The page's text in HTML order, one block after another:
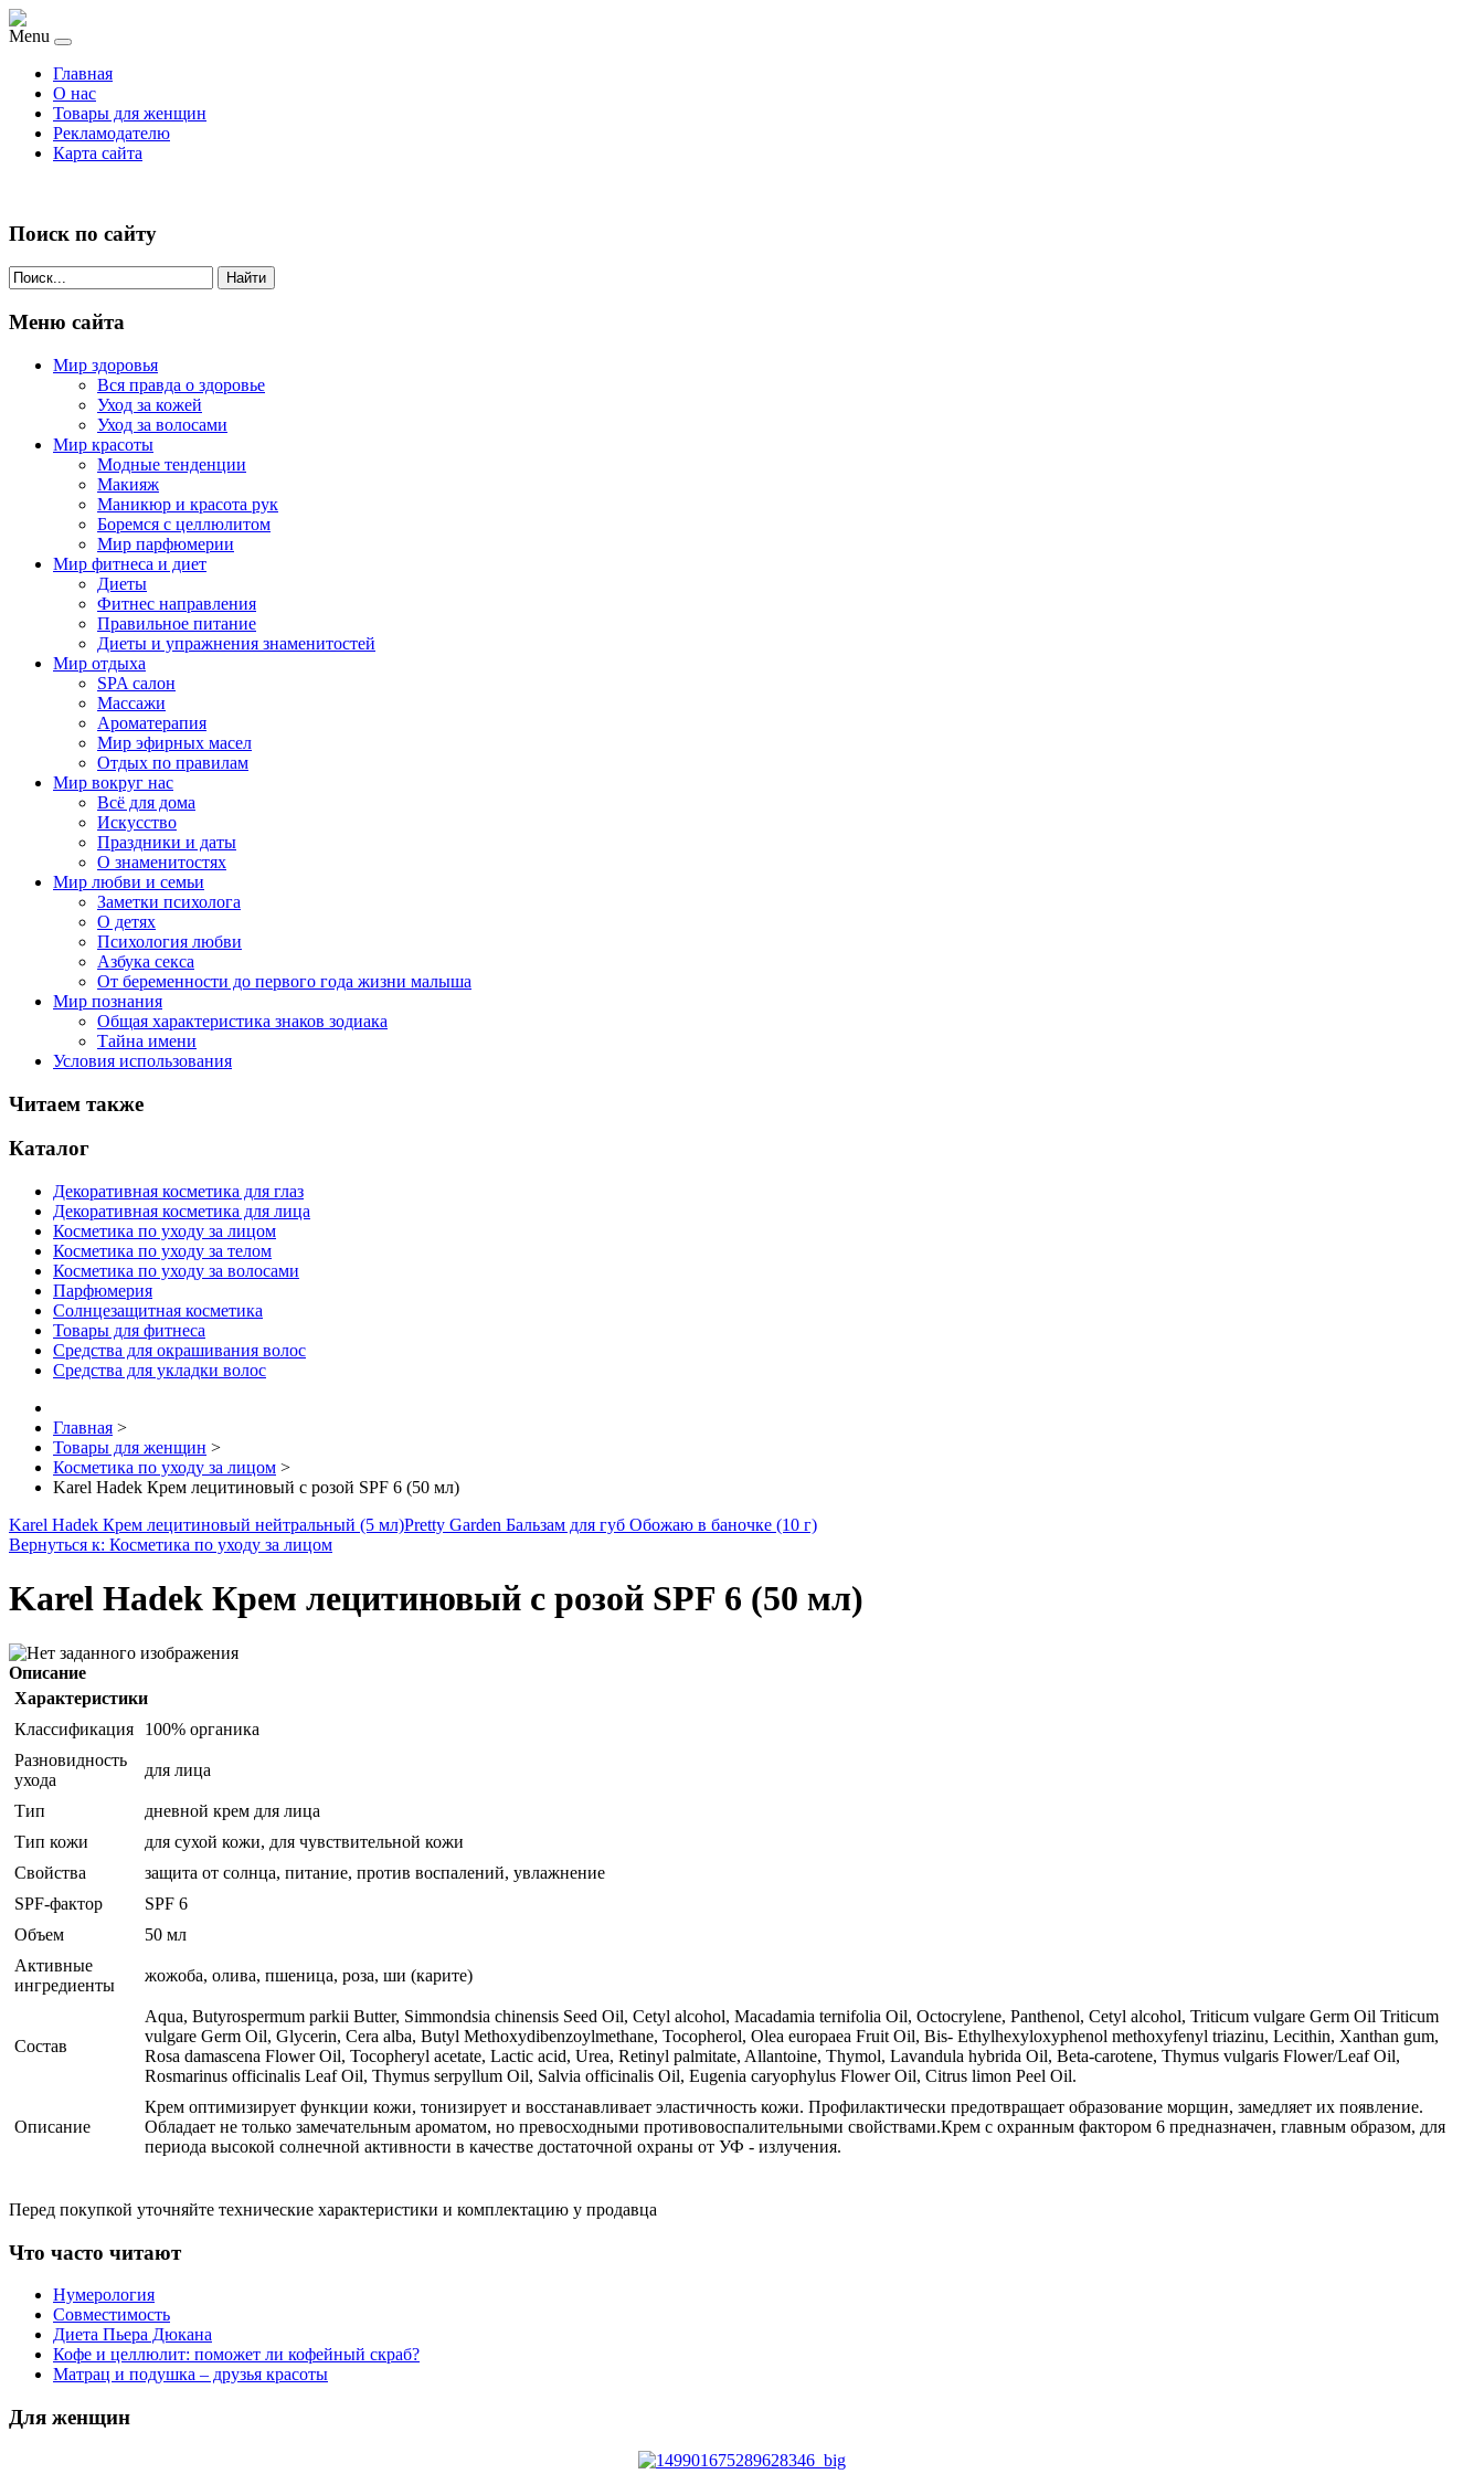
Menu
Главная
О нас
Товары для женщин
Рекламодателю
Карта сайта
Поиск по сайту
Найти
Меню сайта
Мир здоровья
Вся правда о здоровье
Уход за кожей
Уход за волосами
Мир красоты
Модные тенденции
Макияж
Маникюр и красота рук
Боремся с целлюлитом
Мир парфюмерии
Мир фитнеса и диет
Диеты
Фитнес направления
Правильное питание
Диеты и упражнения знаменитостей
Мир отдыха
SPA салон
Массажи
Ароматерапия
Мир эфирных масел
Отдых по правилам
Мир вокруг нас
Всё для дома
Искусство
Праздники и даты
О знаменитостях
Мир любви и семьи
Заметки психолога
О детях
Психология любви
Азбука секса
От беременности до первого года жизни малыша
Мир познания
Общая характеристика знаков зодиака
Тайна имени
Условия использования
Читаем также
Каталог
Декоративная косметика для глаз
Декоративная косметика для лица
Косметика по уходу за лицом
Косметика по уходу за телом
Косметика по уходу за волосами
Парфюмерия
Солнцезащитная косметика
Товары для фитнеса
Средства для окрашивания волос
Средства для укладки волос
Главная >
Товары для женщин >
Косметика по уходу за лицом >
Karel Hadek Крем лецитиновый с розой SPF 6 (50 мл)
Karel Hadek Крем лецитиновый нейтральный (5 мл)Pretty Garden Бальзам для губ Обожаю в баночке (10 г)
Вернуться к: Косметика по уходу за лицом
Karel Hadek Крем лецитиновый с розой SPF 6 (50 мл)
Описание
Характеристики
Классификация
100% органика
Разновидность
ухода
для лица
Тип
дневной крем для лица
Тип кожи
для сухой кожи, для чувствительной кожи
Свойства
защита от солнца, питание, против воспалений, увлажнение
SPF-фактор
SPF 6
Объем
50 мл
Активные
ингредиенты
жожоба, олива, пшеница, роза, ши (карите)
Состав
Aqua, Butyrospermum parkii Butter, Simmondsia chinensis Seed Oil, Cetyl alcohol, Macadamia ternifolia Oil, Octocrylene, Panthenol, Cetyl alcohol, Triticum vulgare Germ Oil Triticum
vulgare Germ Oil, Glycerin, Cera alba, Butyl Methoxydibenzoylmethane, Tocopherol, Olea europaea Fruit Oil, Bis- Ethylhexyloxyphenol methoxyfenyl triazinu, Lecithin, Xanthan gum,
Rosa damascena Flower Oil, Tocopheryl acetate, Lactic acid, Urea, Retinyl palmitate, Allantoine, Thymol, Lavandula hybrida Oil, Beta-carotene, Thymus vulgaris Flower/Leaf Oil,
Rosmarinus officinalis Leaf Oil, Thymus serpyllum Oil, Salvia officinalis Oil, Eugenia caryophylus Flower Oil, Citrus limon Peel Oil.
Описание
Крем оптимизирует функции кожи, тонизирует и восстанавливает эластичность кожи. Профилактически предотвращает образование морщин, замедляет их появление.
Обладает не только замечательным ароматом, но превосходными противовоспалительными свойствами.Крем с охранным фактором 6 предназначен, главным образом, для
периода высокой солнечной активности в качестве достаточной охраны от УФ - излучения.
Перед покупкой уточняйте технические характеристики и комплектацию у продавца
Что часто читают
Нумерология
Совместимость
Диета Пьера Дюкана
Кофе и целлюлит: поможет ли кофейный скраб?
Матрац и подушка – друзья красоты
Для женщин